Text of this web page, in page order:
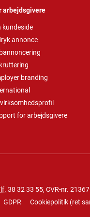
arbejdsgivere
kundeside
annonce
branding
for arbejdsgivere
38 32 33 55, CVR-nr.
GDPR Cookiepolitik (ret